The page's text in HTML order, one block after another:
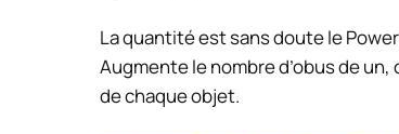
La quantité est sans doute le
Augmente le nombre d’obus de
de chaque objet.